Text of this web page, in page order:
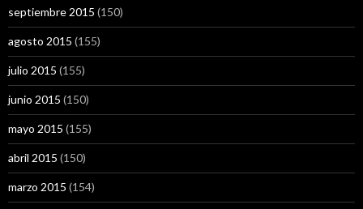
septiembre 2015 (150)
agosto 2015 (155)
julio 2015 (155)
junio 2015 (150)
mayo 2015 (155)
abril 2015 (150)
marzo 2015 (154)